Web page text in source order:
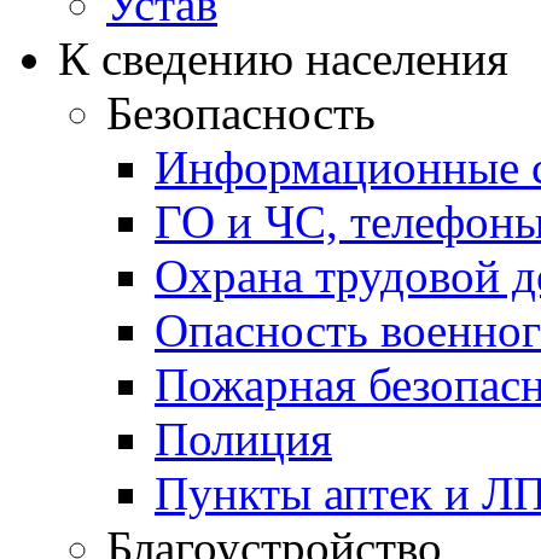
К сведению населения
Безопасность
Информационные
ГО и ЧС,
Охрана трудовой
Опасность
Пожарная
Полиция
Пункты аптек и
Благоустройство